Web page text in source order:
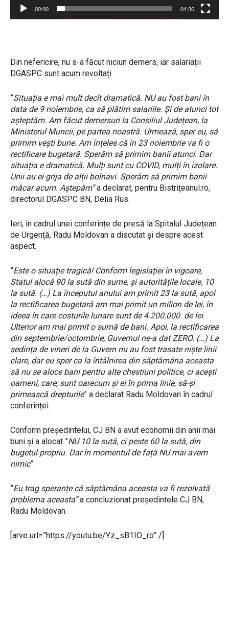
o
00:00 04:36
Din nefericire, nu s-a făcut niciun demers, iar salariații
DGASPC sunt acum revoltați.
”Situația e mai mult decît dramatică. NU au fost bani în
data de 9 noiembrie, ca să plătim salariile. Și de atunci tot
așteptăm. Am făcut demersuri la Consiliul Județean, la
Ministerul Muncii, pe partea noastră. Urmează, sper eu, să
primim vești bune. Am înțeles că în 23 noiembrie va fi o
rectificare bugetară. Sperăm să primim banii atunci. Dar
situația e dramatică. Mulți sunt cu COVID, mulți în izolare.
Unii au ei grija de alții bolnavi. Sperăm să primim banii
măcar acum. Aștepăm”a declarat, pentru Bistrițeanul.ro,
directorul DGASPC BN, Delia Rus.
Ieri, în cadrul unei conferințe de presă la Spitalul Județean
de Urgență, Radu Moldovan a discutat și despre acest
aspect.
”Este o situație tragică! Conform legislației în vigoare,
Statul alocă 90 la sută din sume, și autoritățile locale, 10
la sută. (…) La începutul anului am primit 23 la sută, apoi
la rectificarea bugetară am mai primit un milion de lei, în
ideea în care costurile lunare sunt de 4.200.000 de lei.
Ulterior am mai primit o sumă de bani. Apoi, la rectificarea
din septembrie/octombrie, Guvernul ne-a dat ZERO. (…) La
ședința de vineri de la Guvern nu au fost trasate niște linii
clare, dar eu sper ca la întâlnirea din săptămâna aceasta
să nu se aloce bani pentru alte chestiuni politice, ci acești
oameni, care, sunt oarecum și ei în prima linie, să-și
primească drepturile” a declarat Radu Moldovan în cadrul
conferinței.
Conform președintelui, CJ BN a avut economii din anii mai
buni și a alocat ”NU 10 la sută, ci peste 60 la sută, din
bugetul propriu. Dar în momentul de față NU mai avem
nimic”.
”Eu trag speranțe că săptămâna aceasta va fi rezolvată
problema aceasta”a concluzionat președintele CJ BN,
Radu Moldovan.
[arve url=”https://youtu.be/Yz_sB1IO_ro” /]